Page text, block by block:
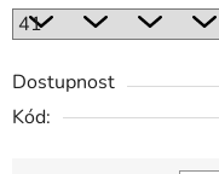
Dostupnost
Kód: